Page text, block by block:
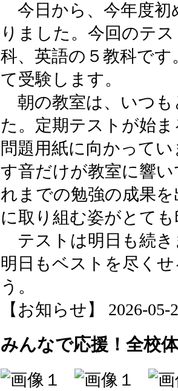
今日から、今年度初
りました。今回のテ
科、英語の５教科で
て受験します。
朝の教室は、いつも
た。定期テストが始
問題用紙に向かって
す音だけが教室に響
れまでの勉強の成果
に取り組む姿がとて
テストは明日も続き
明日もベストを尽く
う。
【お知らせ】 2026-05-
みんなで応援！全校